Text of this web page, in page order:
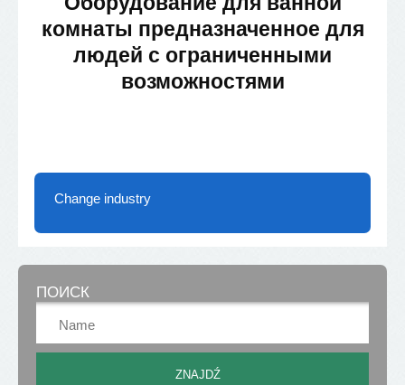
комнаты предназначенное для
людей с ограниченными
возможностями
Change industry
ПОИСК